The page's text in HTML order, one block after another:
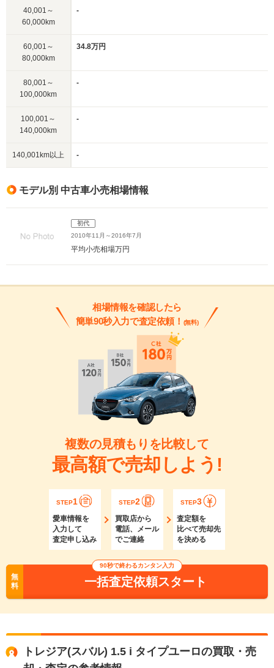
40,001～
60,000km
-
60,001～
80,000km
34.8万円
80,001～
100,000km
-
100,001～
140,000km
-
140,001km以上 -
モデル別 中古車小売相場情報
初代
2010年11月～2016年7月
平均小売相場万円
相場情報を確認したら
簡単90秒入力で査定依頼！ (無料)
複数の見積もりを比較して
最高額で売却しよう!
STEP1
愛車情報を
入力して
査定申し込み
STEP2
買取店から
電話、メール
でご連絡
STEP3
査定額を
比べて売却先
を決める
無
料
90秒で終わるカンタン入力
一括査定依頼スタート
トレジア(スバル) 1.5 i タイプユーロの買取・売